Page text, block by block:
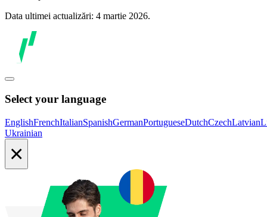
Data ultimei actualizări: 4 martie 2026.
Select your language
EnglishFrenchItalianSpanishGermanPortugueseDutchCzechLatvian
Ukrainian
×